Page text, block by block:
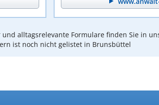
alltagsrelevante Formulare finden Sie in
ist noch nicht gelistet in Brunsbüttel